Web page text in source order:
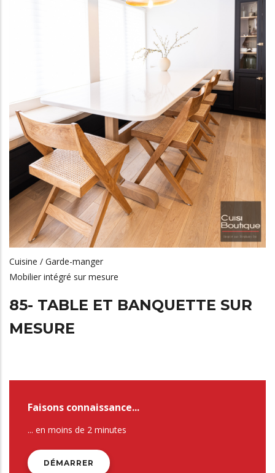
Cuisine / Garde-manger
Mobilier intégré sur mesure
85- TABLE ET BANQUETTE SUR
MESURE
Faisons connaissance...
... en moins de 2 minutes
DÉMARRER